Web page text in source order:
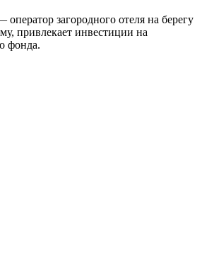
загородного отеля на берегу
привлекает инвестиции на
фонда.